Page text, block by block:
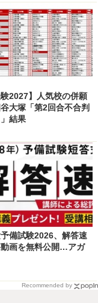
験2027】人気校の併願
大塚「第2回合不合判
結果
備試験2026、解答速
画を無料公開…アガ
Recommended by